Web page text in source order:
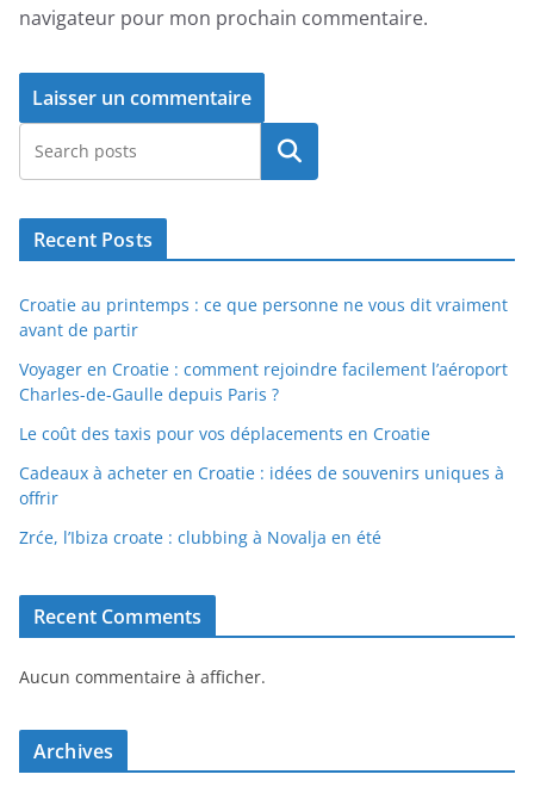
navigateur pour mon prochain commentaire.
Rechercher
Recent Posts
Croatie au printemps : ce que personne ne vous dit vraiment
avant de partir
Voyager en Croatie : comment rejoindre facilement l’aéroport
Charles-de-Gaulle depuis Paris ?
Le coût des taxis pour vos déplacements en Croatie
Cadeaux à acheter en Croatie : idées de souvenirs uniques à
offrir
Zrće, l’Ibiza croate : clubbing à Novalja en été
Recent Comments
Aucun commentaire à afficher.
Archives